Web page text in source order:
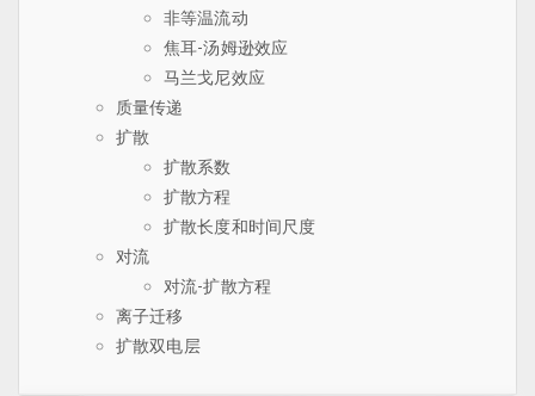
非等温流动
焦耳-汤姆逊效应
马兰戈尼效应
质量传递
扩散
扩散系数
扩散方程
扩散长度和时间尺度
对流
对流-扩散方程
离子迁移
扩散双电层